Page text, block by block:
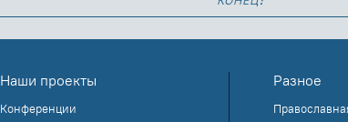
Наши проекты
Конференции
Разное